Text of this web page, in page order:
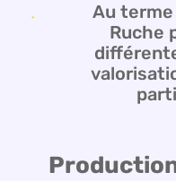
Au
Ruche